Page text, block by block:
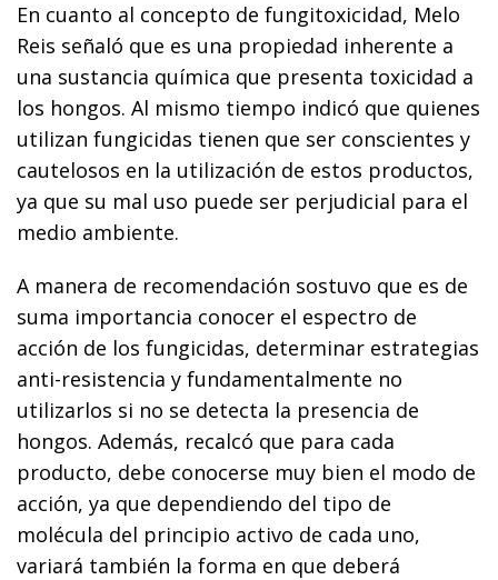
En cuanto al concepto de fungitoxicidad, Melo
Reis señaló que es una propiedad inherente a
una sustancia química que presenta toxicidad a
los hongos. Al mismo tiempo indicó que quienes
utilizan fungicidas tienen que ser conscientes y
cautelosos en la utilización de estos productos,
ya que su mal uso puede ser perjudicial para el
medio ambiente.
A manera de recomendación sostuvo que es de
suma importancia conocer el espectro de
acción de los fungicidas, determinar estrategias
anti-resistencia y fundamentalmente no
utilizarlos si no se detecta la presencia de
hongos. Además, recalcó que para cada
producto, debe conocerse muy bien el modo de
acción, ya que dependiendo del tipo de
molécula del principio activo de cada uno,
variará también la forma en que deberá